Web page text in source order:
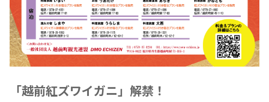
「越前紅ズワイガニ」解禁！